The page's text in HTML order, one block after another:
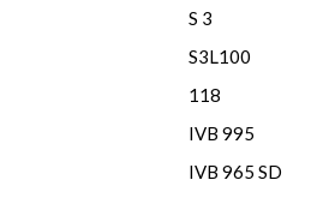
S 3
S3L100
118
IVB 995
IVB 965 SD